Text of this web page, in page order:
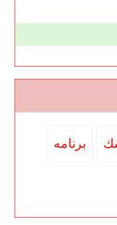
برنامه